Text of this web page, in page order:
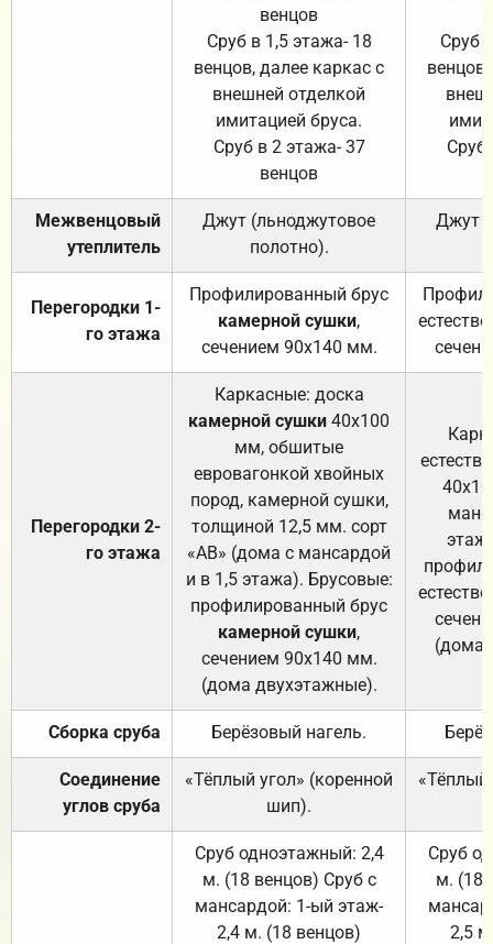
венцов
Сруб в 1,5 этажа- 18
венцов, далее каркас с
внешней отделкой
имитацией бруса.
Сруб в 2 этажа- 37
венцов
Сруб
Сруб
Межвенцовый
утеплитель
Джут (льноджутовое
полотно).
Джут
Перегородки 1-
го этажа
Профилированный брус
камерной сушки,
сечением 90х140 мм.
Перегородки 2-
го этажа
Каркасные: доска
камерной сушки 40х100
мм, обшитые
евровагонкой хвойных
пород, камерной сушки,
толщиной 12,5 мм. сорт
«АВ» (дома с мансардой
и в 1,5 этажа). Брусовые:
профилированный брус
камерной сушки,
сечением 90х140 мм.
(дома двухэтажные).
(дома
Сборка сруба Берёзовый нагель.
Соединение
углов сруба
«Тёплый угол» (коренной
шип).
«Тёплый
Сруб одноэтажный: 2,4
м. (18 венцов) Сруб с
мансардой: 1-ый этаж-
2,4 м. (18 венцов)
Сруб
м. (18
2,5